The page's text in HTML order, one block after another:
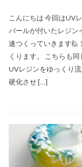
ストーンチッ
ストーンチッ
こんにちは 今回はUV
パールが付いたレジン
速つくっていきます🙋
くります。 こちらも
UVレジンをゆっくり
硬化させ […]